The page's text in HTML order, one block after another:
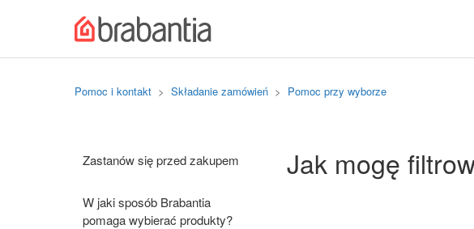
Pomoc i kontakt Składanie zamówień Pomoc przy wyborze
Zastanów się przed zakupem
W jaki sposób Brabantia
pomaga wybierać produkty?
Jak mogę